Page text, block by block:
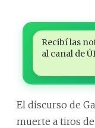
Recibí las
al canal de
El discurso de
muerte a tiros